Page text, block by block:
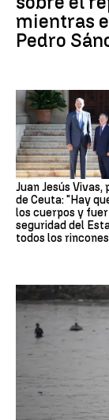
mientras
Pedro
Juan Jesús Vivas,
de Ceuta: "Hay
los cuerpos y
seguridad del
todos los